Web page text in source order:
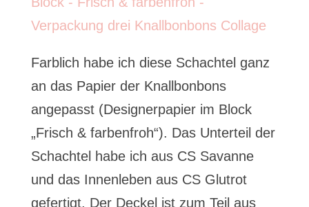
Farblich habe ich diese Schachtel ganz
an das Papier der Knallbonbons
angepasst (Designerpapier im Block
„Frisch & farbenfroh“). Das Unterteil der
Schachtel habe ich aus CS Savanne
und das Innenleben aus CS Glutrot
gefertigt. Der Deckel ist zum Teil aus